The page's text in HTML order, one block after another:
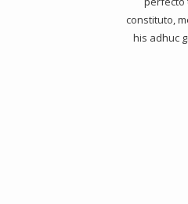
constituto,
his adhuc